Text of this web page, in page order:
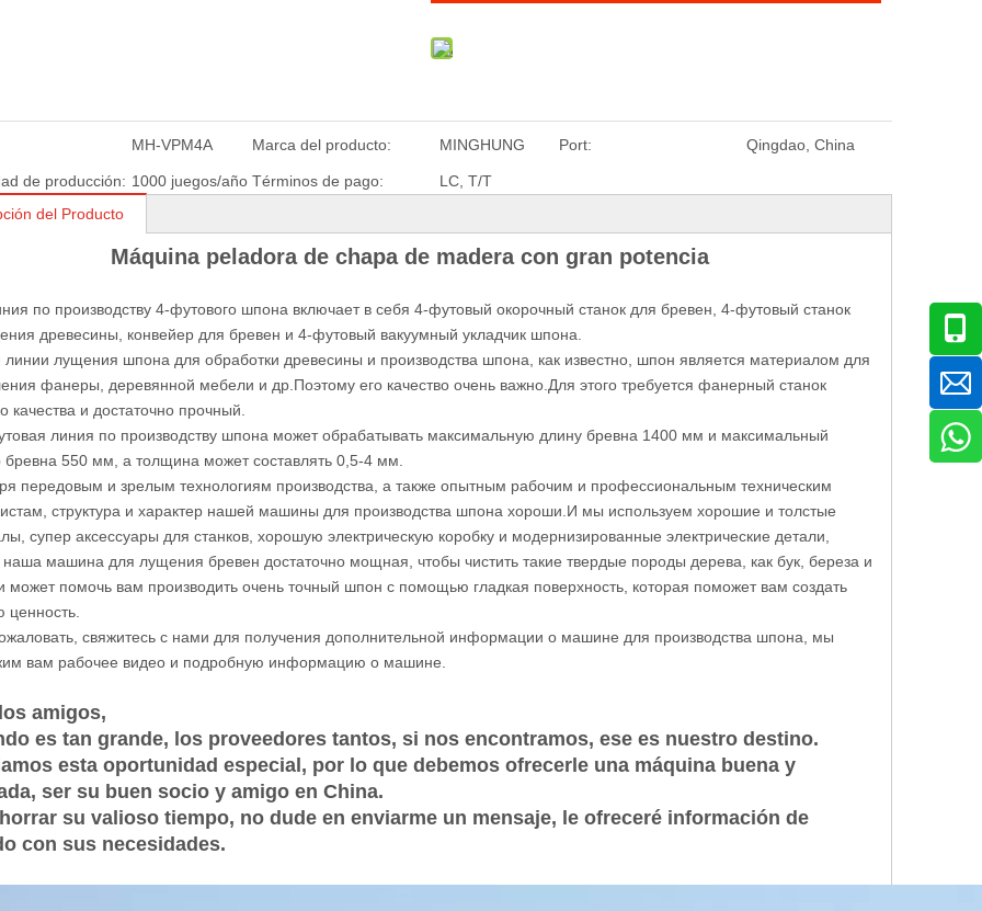
MH-VPM4A Marca del producto: MINGHUNG Port: Qingdao, China
de producción: 1000 juegos/año Términos de pago:
LC, T/T
del Producto
Máquina peladora de chapa de madera con gran potencia
по производству 4-футового шпона включает в себя 4-футовый окорочный станок для бревен, 4-футовый станок
древесины, конвейер для бревен и 4-футовый вакуумный укладчик шпона.
линии лущения шпона для обработки древесины и производства шпона, как известно, шпон является материалом для
фанеры, деревянной мебели и др.Поэтому его качество очень важно.Для этого требуется фанерный станок
качества и достаточно прочный.
линия по производству шпона может обрабатывать максимальную длину бревна 1400 мм и максимальный
бревна 550 мм, а толщина может составлять 0,5-4 мм.
передовым и зрелым технологиям производства, а также опытным рабочим и профессиональным техническим
структура и характер нашей машины для производства шпона хороши.И мы используем хорошие и толстые
супер аксессуары для станков, хорошую электрическую коробку и модернизированные электрические детали,
наша машина для лущения бревен достаточно мощная, чтобы чистить такие твердые породы дерева, как бук, береза ​​и
может помочь вам производить очень точный шпон с помощью гладкая поверхность, которая поможет вам создать
свяжитесь с нами для получения дополнительной информации о машине для производства шпона, мы
вам рабочее видео и подробную информацию о машине.
amigos,
es tan grande, los proveedores tantos, si nos encontramos, ese es nuestro destino.
esta oportunidad especial, por lo que debemos ofrecerle una máquina buena y
ser su buen socio y amigo en China.
su valioso tiempo, no dude en enviarme un mensaje, le ofreceré información de
con sus necesidades.